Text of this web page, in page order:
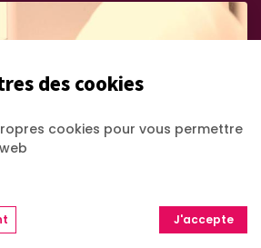
des cookies
cookies pour vous permettre
J'accepte